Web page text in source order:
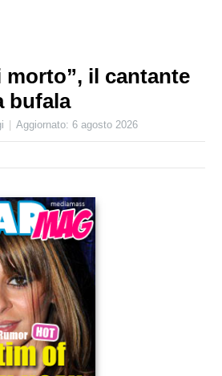
morto”, il cantante
bufala
Aggiornato:6 agosto 2026